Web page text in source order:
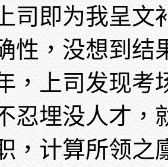
司即为我呈文
性，没想到结
，上司发现考
忍埋没人才，
，计算所领之